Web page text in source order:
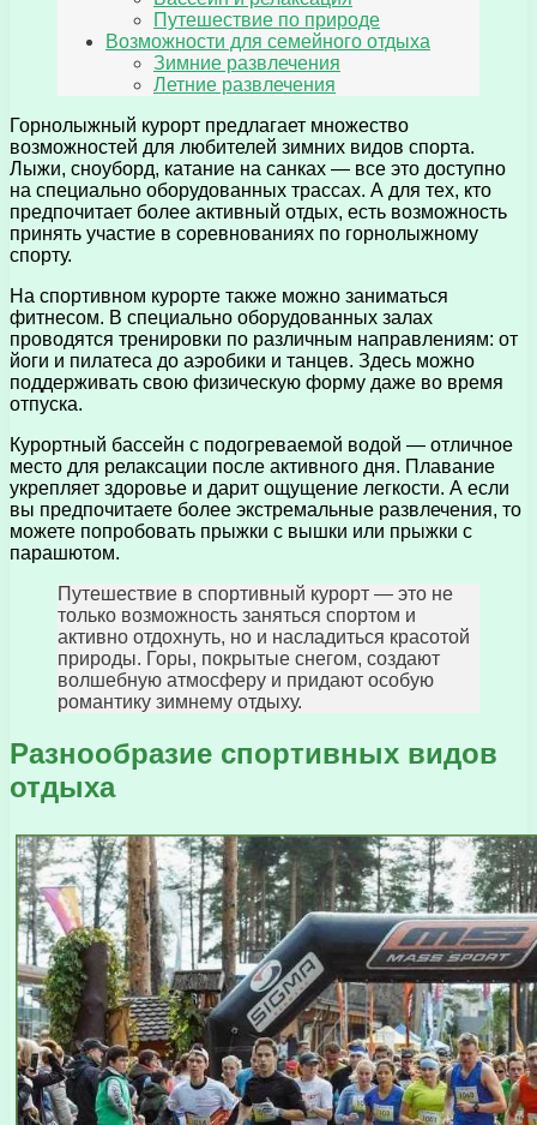
Путешествие по природе
Возможности для семейного отдыха
Зимние развлечения
Летние развлечения
Горнолыжный курорт предлагает множество
возможностей для любителей зимних видов спорта.
Лыжи, сноуборд, катание на санках — все это доступно
на специально оборудованных трассах. А для тех, кто
предпочитает более активный отдых, есть возможность
принять участие в соревнованиях по горнолыжному
спорту.
На спортивном курорте также можно заниматься
фитнесом. В специально оборудованных залах
проводятся тренировки по различным направлениям: от
йоги и пилатеса до аэробики и танцев. Здесь можно
поддерживать свою физическую форму даже во время
отпуска.
Курортный бассейн с подогреваемой водой — отличное
место для релаксации после активного дня. Плавание
укрепляет здоровье и дарит ощущение легкости. А если
вы предпочитаете более экстремальные развлечения, то
можете попробовать прыжки с вышки или прыжки с
парашютом.
Путешествие в спортивный курорт — это не
только возможность заняться спортом и
активно отдохнуть, но и насладиться красотой
природы. Горы, покрытые снегом, создают
волшебную атмосферу и придают особую
романтику зимнему отдыху.
Разнообразие спортивных видов
отдыха